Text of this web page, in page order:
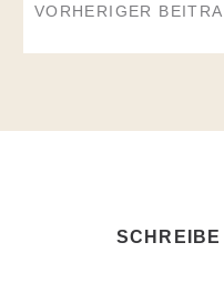
VORHERIGER